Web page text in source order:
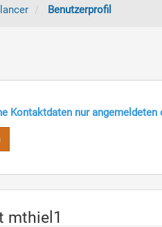
Benutzerprofil
Kontaktdaten nur
mthiel1